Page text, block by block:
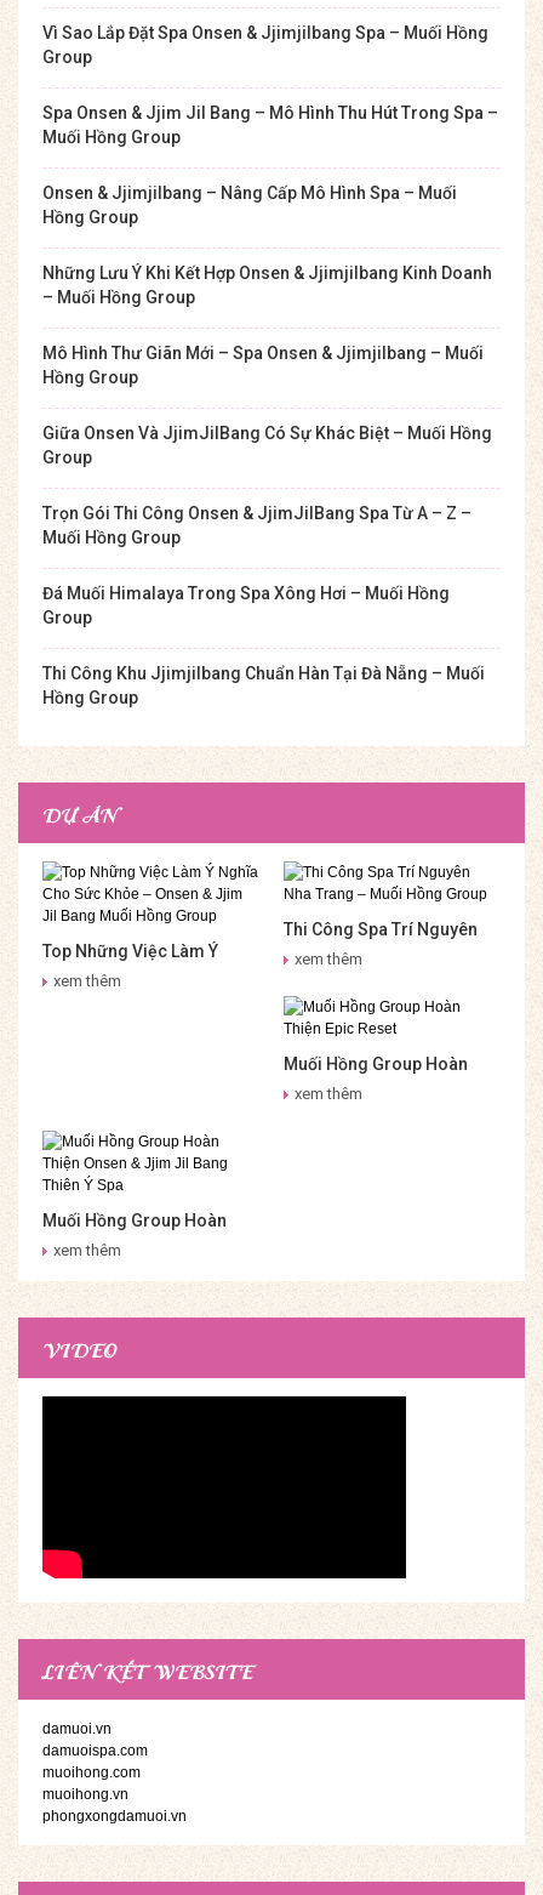
Vì Sao Lắp Đặt Spa Onsen & Jjimjilbang Spa – Muối Hồng
Group
Spa Onsen & Jjim Jil Bang – Mô Hình Thu Hút Trong Spa –
Muối Hồng Group
Onsen & Jjimjilbang – Nâng Cấp Mô Hình Spa – Muối
Hồng Group
Những Lưu Ý Khi Kết Hợp Onsen & Jjimjilbang Kinh Doanh
– Muối Hồng Group
Mô Hình Thư Giãn Mới – Spa Onsen & Jjimjilbang – Muối
Hồng Group
Giữa Onsen Và JjimJilBang Có Sự Khác Biệt – Muối Hồng
Group
Trọn Gói Thi Công Onsen & JjimJilBang Spa Từ A – Z –
Muối Hồng Group
Đá Muối Himalaya Trong Spa Xông Hơi – Muối Hồng
Group
Thi Công Khu Jjimjilbang Chuẩn Hàn Tại Đà Nẵng – Muối
Hồng Group
DỰ ÁN
Top Những Việc Làm Ý
Nghĩa Cho Sức Khỏe –
xem thêm
Thi Công Spa Trí Nguyên
Nha Trang – Muối Hồng
xem thêm
Muối Hồng Group Hoàn
Thiện Epic Reset
xem thêm
Muối Hồng Group Hoàn
Thiện Onsen & Jjim Jil
xem thêm
VIDEO
LIÊN KẾT WEBSITE
damuoi.vn
damuoispa.com
muoihong.com
muoihong.vn
phongxongdamuoi.vn